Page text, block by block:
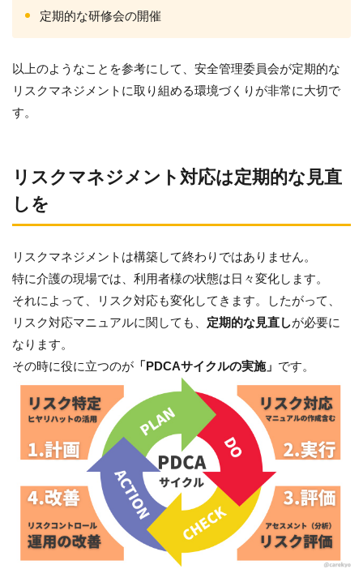
定期的な研修会の開催
以上のようなことを参考にして、安全管理委員会が定期的な
リスクマネジメントに取り組める環境づくりが非常に大切で
す。
リスクマネジメント対応は定期的な見直
しを
リスクマネジメントは構築して終わりではありません。
特に介護の現場では、利用者様の状態は日々変化します。
それによって、リスク対応も変化してきます。したがって、
リスク対応マニュアルに関しても、 定期的な見直しが必要に
なります。
その時に役に立つのが 「PDCAサイクルの実施」 です。